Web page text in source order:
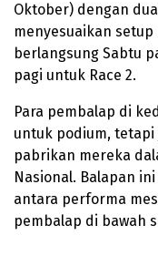
Oktober) dengan
menyesuaikan
berlangsung Sabtu
pagi untuk Race 2.
Para pembalap di
untuk podium, tetapi
pabrikan mereka
Nasional. Balapan
antara performa
pembalap di bawah